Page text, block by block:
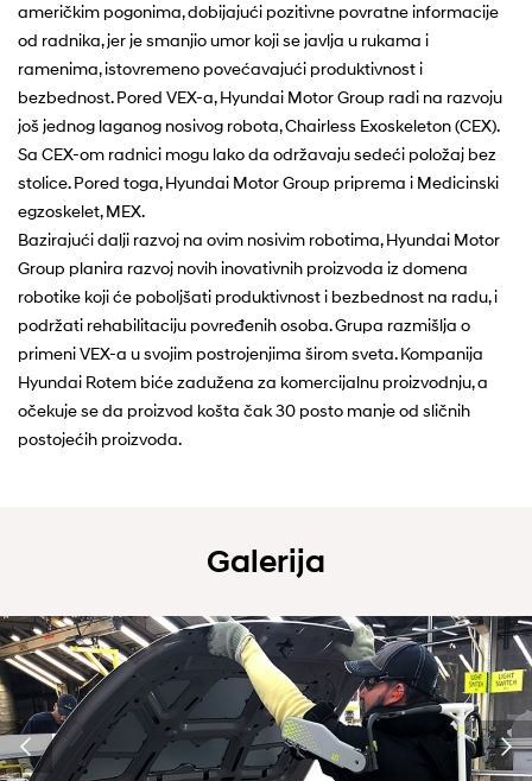
američkim pogonima, dobijajući pozitivne povratne informacije
od radnika, jer je smanjio umor koji se javlja u rukama i
ramenima, istovremeno povećavajući produktivnost i
bezbednost. Pored VEX-a, Hyundai Motor Group radi na razvoju
još jednog laganog nosivog robota, Chairless Exoskeleton (CEX).
Sa CEX-om radnici mogu lako da održavaju sedeći položaj bez
stolice. Pored toga, Hyundai Motor Group priprema i Medicinski
egzoskelet, MEX.
Bazirajući dalji razvoj na ovim nosivim robotima, Hyundai Motor
Group planira razvoj novih inovativnih proizvoda iz domena
robotike koji će poboljšati produktivnost i bezbednost na radu, i
podržati rehabilitaciju povređenih osoba. Grupa razmišlja o
primeni VEX-a u svojim postrojenjima širom sveta. Kompanija
Hyundai Rotem biće zadužena za komercijalnu proizvodnju, a
očekuje se da proizvod košta čak 30 posto manje od sličnih
postojećih proizvoda.
Galerija